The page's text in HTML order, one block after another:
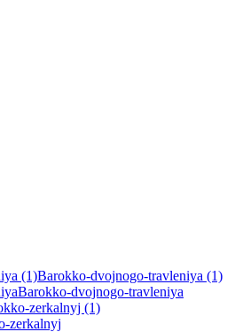
Barokko-dvojnogo-travleniya (1)
Barokko-dvojnogo-travleniya
zerkalnyj (1)
zerkalnyj